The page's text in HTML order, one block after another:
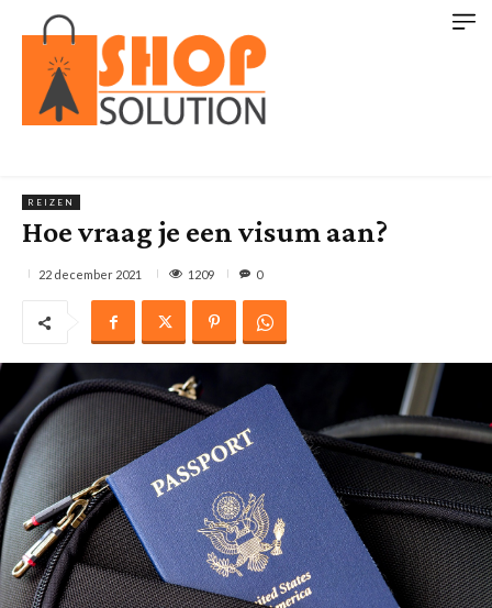
REIZEN
Hoe vraag je een visum aan?
22 december 2021 1209 0